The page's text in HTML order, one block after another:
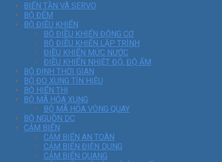
BIẾN TẦN VÀ SERVO
BỘ ĐẾM
BỘ ĐIỀU KHIỂN
BỘ ĐIỀU KHIỂN ĐỘNG CƠ
BỘ ĐIỀU KHIỂN LẬP TRÌNH
ĐIỀU KHIỂN MỨC NƯỚC
ĐIỀU KHIỂN NHIỆT ĐỘ, ĐỘ ẨM
BỘ ĐỊNH THỜI GIAN
BỘ ĐO XUNG TÍN HIỆU
BỘ HIỂN THỊ
BỘ MÃ HÓA XUNG
BỘ MÃ HÓA VÒNG QUAY
BỘ NGUỒN DC
CẢM BIẾN
CẢM BIẾN AN TOÀN
CẢM BIẾN ĐIỆN DUNG
CẢM BIẾN QUANG